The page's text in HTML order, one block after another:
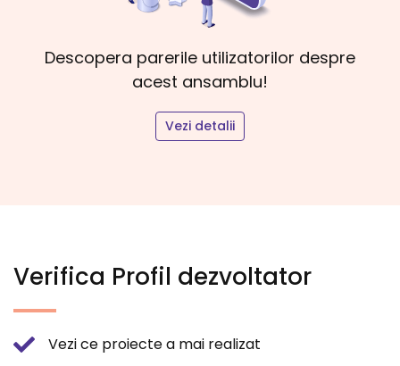
Descopera parerile utilizatorilor despre
acest ansamblu!
Vezi detalii
Verifica Profil dezvoltator
Vezi ce proiecte a mai realizat